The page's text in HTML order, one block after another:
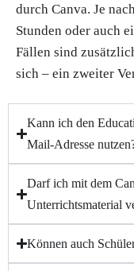
durch Canva. Je
Stunden oder auch
Fällen sind
sich – ein zweiter
Kann ich den
Mail-Adresse
Darf ich mit dem
Unterrichtsmaterial
Können auch